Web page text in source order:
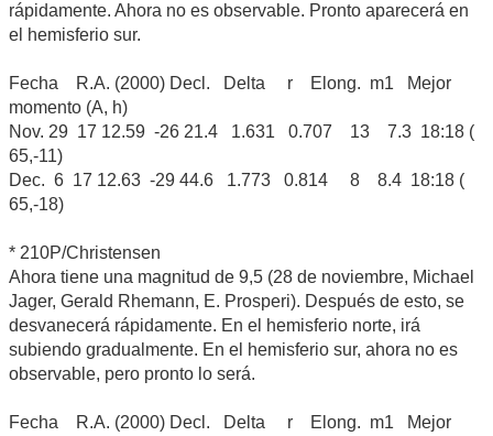
rápidamente. Ahora no es observable. Pronto aparecerá en
el hemisferio sur.
Fecha R.A. (2000) Decl. Delta r Elong. m1 Mejor
momento (A, h)
Nov. 29 17 12.59 -26 21.4 1.631 0.707 13 7.3 18:18 (
65,-11)
Dec. 6 17 12.63 -29 44.6 1.773 0.814 8 8.4 18:18 (
65,-18)
* 210P/Christensen
Ahora tiene una magnitud de 9,5 (28 de noviembre, Michael
Jager, Gerald Rhemann, E. Prosperi). Después de esto, se
desvanecerá rápidamente. En el hemisferio norte, irá
subiendo gradualmente. En el hemisferio sur, ahora no es
observable, pero pronto lo será.
Fecha R.A. (2000) Decl. Delta r Elong. m1 Mejor